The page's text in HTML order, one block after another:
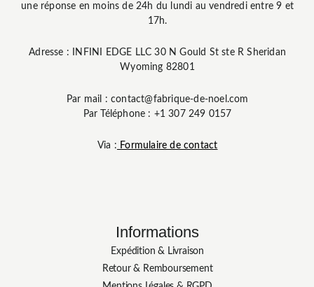
une réponse en moins de 24h du lundi au vendredi entre 9 et
17h.
Adresse : INFINI EDGE LLC 30 N Gould St ste R Sheridan
Wyoming 82801
Par mail : contact@fabrique-de-noel.com
Par Téléphone : +1 307 249 0157
Via : Formulaire de contact
Informations
Expédition & Livraison
Retour & Remboursement